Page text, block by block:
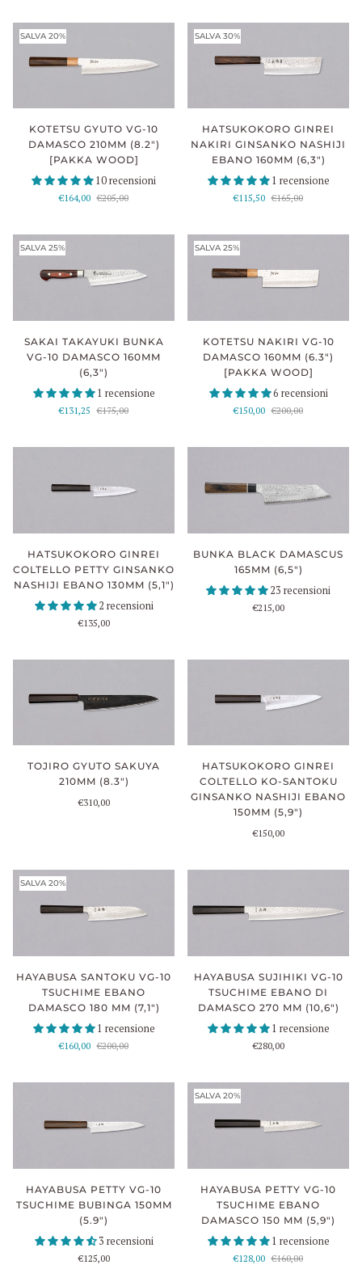
SALVA 20%
KOTETSU GYUTO VG-10
DAMASCO 210MM (8.2")
[PAKKA WOOD]
10 recensioni
€164,00 €205,00
SALVA 30%
HATSUKOKORO GINREI
NAKIRI GINSANKO NASHIJI
EBANO 160MM (6,3")
1 recensione
€115,50 €165,00
SALVA 25%
SAKAI TAKAYUKI BUNKA
VG-10 DAMASCO 160MM
(6,3")
1 recensione
€131,25 €175,00
SALVA 25%
KOTETSU NAKIRI VG-10
DAMASCO 160MM (6.3")
[PAKKA WOOD]
6 recensioni
€150,00 €200,00
HATSUKOKORO GINREI
COLTELLO PETTY GINSANKO
NASHIJI EBANO 130MM (5,1")
2 recensioni
€135,00
BUNKA BLACK DAMASCUS
165MM (6,5")
23 recensioni
€215,00
TOJIRO GYUTO SAKUYA
210MM (8.3")
€310,00
HATSUKOKORO GINREI
COLTELLO KO-SANTOKU
GINSANKO NASHIJI EBANO
150MM (5,9")
€150,00
SALVA 20%
HAYABUSA SANTOKU VG-10
TSUCHIME EBANO
DAMASCO 180 MM (7,1")
1 recensione
€160,00 €200,00
HAYABUSA SUJIHIKI VG-10
TSUCHIME EBANO DI
DAMASCO 270 MM (10,6")
1 recensione
€280,00
HAYABUSA PETTY VG-10
TSUCHIME BUBINGA 150MM
(5.9")
3 recensioni
€125,00
SALVA 20%
HAYABUSA PETTY VG-10
TSUCHIME EBANO
DAMASCO 150 MM (5,9")
1 recensione
€128,00 €160,00